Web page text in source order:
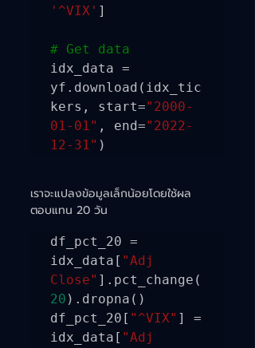
'^VIX' ]
# Get data
idx_data =
yf.download(idx_tic
kers, start="2000-
01-01" , end="2022-
12-31" )
เราจะแปลงข้อมูลเล็กน้อยโดยใช้ผล
ตอบแทน 20 วัน
df_pct_20 =
idx_data[ "Adj
Close" ].pct_change(
20 ).dropna()
df_pct_20[ "^VIX" ] =
idx_data[ "Adj